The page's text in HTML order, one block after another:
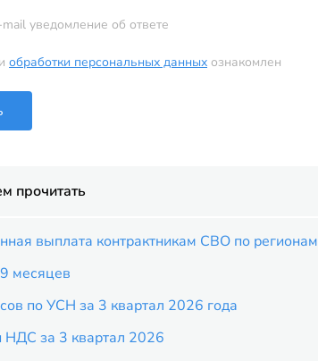
уведомление об ответе
обработки персональных данных ознакомлен
прочитать
выплата контрактникам СВО по регионам
месяцев
по УСН за 3 квартал 2026 года
НДС за 3 квартал 2026